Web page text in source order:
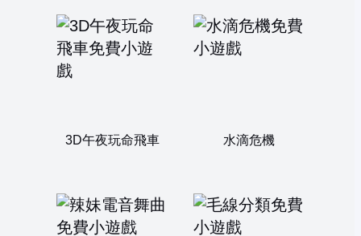
3D午夜玩命飛車 水滴危機